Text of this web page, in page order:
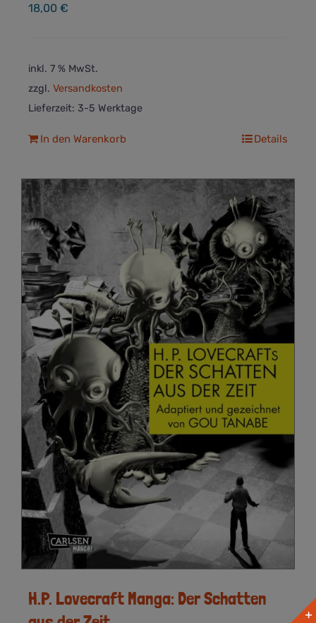
18,00 €
inkl. 7 % MwSt.
zzgl. Versandkosten
Lieferzeit: 3-5 Werktage
In den Warenkorb Details
H.P. Lovecraft Manga: Der Schatten